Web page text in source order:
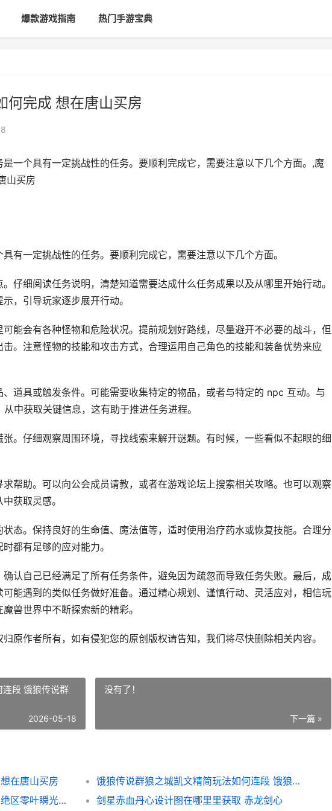
爆款游戏指南 热门手游宝典
何完成 想在唐山买房
一个具有一定挑战性的任务。要顺利完成它，需要注意以下几个方面。,魔
山买房
有一定挑战性的任务。要顺利完成它，需要注意以下几个方面。
仔细阅读任务说明，清楚知道需要达成什么任务成果以及从哪里开始行动。
，引导玩家逐步展开行动。
能会有各种怪物和危险状况。提前规划好路线，尽量避开不必要的战斗，但
。注意怪物的技能和攻击方式，合理运用自己角色的技能和装备优势来应
道具或触发条件。可能需要收集特定的物品，或者与特定的 npc 互动。与
中获取关键信息，这有助于推进任务进程。
。仔细观察周围环境，寻找线索来解开谜题。有时候，一些看似不起眼的细
帮助。可以向公会成员请教，或者在游戏论坛上搜索相关攻略。也可以观察
获取灵感。
态。保持良好的生命值、魔法值等，适时使用治疗药水或恢复技能。合理分
都有足够的应对能力。
认自己已经满足了所有任务条件，避免因为疏忽而导致任务失败。最后，成
能遇到的类似任务做好准备。通过精心规划、谨慎行动、灵活应对，相信玩
兽世界中不断探索新的精彩。
原作者所有，如有侵犯您的原创版权请告知，我们将尽快删除相关内容。
段 饿狼传说群
2026-05-18
没有了！
下一篇 »
在唐山买房
饿狼传说群狼之城凯文精简玩法如何连段 饿狼传说群狼之城比格先生
绝区零叶瞬光影画效果如何解析 绝区零叶瞬光影画立绘图
剑星赤血丹心设计图在哪里里获取 赤龙剑心